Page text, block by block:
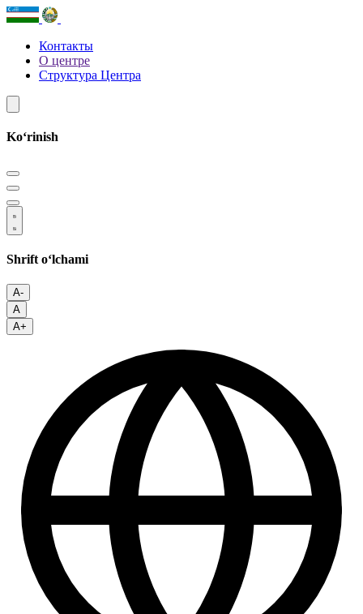
Контакты
О центре
Структура Центра
Koʻrinish
Shrift oʻlchami
A-
A
A+